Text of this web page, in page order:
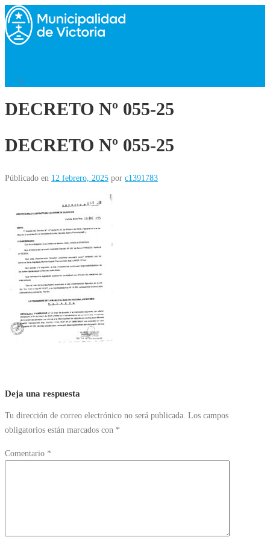
Saltar
al
contenido
DECRETO Nº 055-25
DECRETO Nº 055-25
Públicado en 12 febrero, 2025 por c1391783
Deja una respuesta
Tu dirección de correo electrónico no será publicada. Los campos
obligatorios están marcados con *
Comentario *